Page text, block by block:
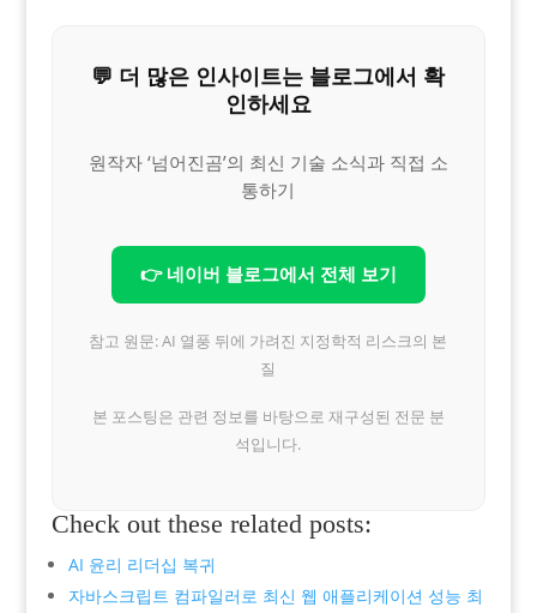
💬 더 많은 인사이트는 블로그에서 확
인하세요
원작자 ‘넘어진곰’의 최신 기술 소식과 직접 소
통하기
👉 네이버 블로그에서 전체 보기
참고 원문: AI 열풍 뒤에 가려진 지정학적 리스크의 본
질
본 포스팅은 관련 정보를 바탕으로 재구성된 전문 분
석입니다.
Check out these related posts:
AI 윤리 리더십 복귀
자바스크립트 컴파일러로 최신 웹 애플리케이션 성능 최